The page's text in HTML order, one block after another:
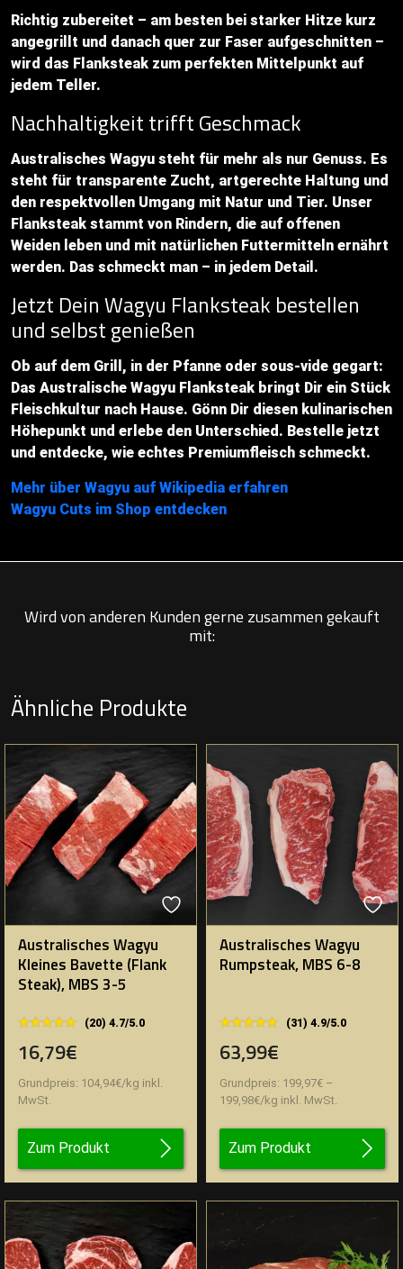
Richtig zubereitet – am besten bei starker Hitze kurz
angegrillt und danach quer zur Faser aufgeschnitten –
wird das Flanksteak zum perfekten Mittelpunkt auf
jedem Teller.
Nachhaltigkeit trifft Geschmack
Australisches Wagyu steht für mehr als nur Genuss. Es
steht für transparente Zucht, artgerechte Haltung und
den respektvollen Umgang mit Natur und Tier. Unser
Flanksteak stammt von Rindern, die auf offenen
Weiden leben und mit natürlichen Futtermitteln ernährt
werden. Das schmeckt man – in jedem Detail.
Jetzt Dein Wagyu Flanksteak bestellen
und selbst genießen
Ob auf dem Grill, in der Pfanne oder sous-vide gegart:
Das Australische Wagyu Flanksteak bringt Dir ein Stück
Fleischkultur nach Hause. Gönn Dir diesen kulinarischen
Höhepunkt und erlebe den Unterschied. Bestelle jetzt
und entdecke, wie echtes Premiumfleisch schmeckt.
Mehr über Wagyu auf Wikipedia erfahren
Wagyu Cuts im Shop entdecken
Wird von anderen Kunden gerne zusammen gekauft
mit:
Ähnliche Produkte
Australisches Wagyu
Kleines Bavette (Flank
Steak), MBS 3-5
★★★★★
★★★★★ (20) 4.7/5.0
16,79€
Grundpreis: 104,94€/kg inkl.
MwSt.
Zum Produkt
Australisches Wagyu
Rumpsteak, MBS 6-8
★★★★★
★★★★★ (31) 4.9/5.0
63,99€
Grundpreis: 199,97€ –
199,98€/kg inkl. MwSt.
Zum Produkt